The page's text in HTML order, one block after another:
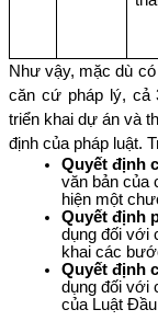
Như vậy, mặc dù
căn cứ pháp lý, cả
triển khai dự án và
định của pháp luật.
Quyết định
văn bản của
hiện một
Quyết định
dụng đối với
khai các
Quyết định
dụng đối với
của Luật